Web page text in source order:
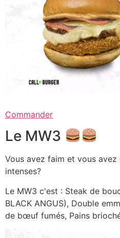
Commander
Le MW3
Vous avez faim et vous avez
intenses?
Le MW3 c'est : Steak de
BLACK ANGUS), Double
de bœuf fumés, Pains